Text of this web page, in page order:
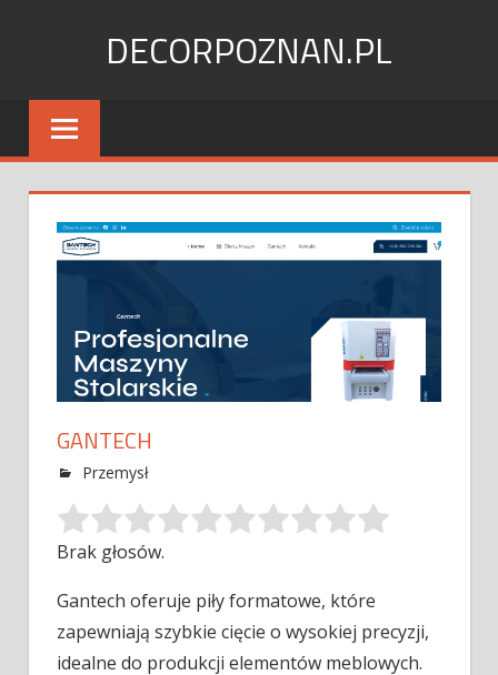
DECORPOZNAN.PL
GANTECH
Przemysł
Brak głosów.
Gantech oferuje piły formatowe, które
zapewniają szybkie cięcie o wysokiej precyzji,
idealne do produkcji elementów meblowych.